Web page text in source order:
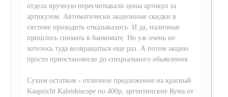
отдела вручную пересчитывали цены артикул за
артикулом. Автоматически акционные скидки в
системе проходить отказывались. И да, наличные
пришлось снимать в банкомате. Но уж очень не
хотелось туда возвращаться еще раз. А потом акцию
просто приостановили до специального обьявления.
Сухим остатком - отличное предложение на красный
Kaapzicht Kaleidoscope по 400р, аргентинские Кума от